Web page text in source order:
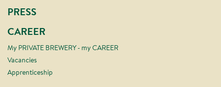
PRESS
CAREER
My PRIVATE BREWERY - my CAREER
Vacancies
Apprenticeship